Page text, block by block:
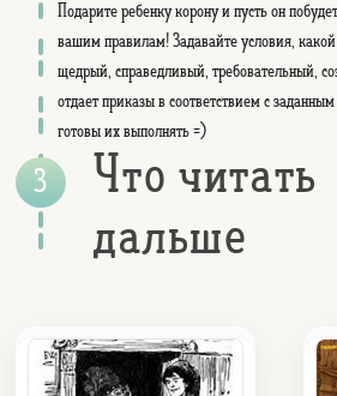
Подарите ребенку корону и пусть он
вашим правилам! Задавайте условия, какой
щедрый, справедливый, требовательный,
отдает приказы в соответствием с
готовы их выполнять =)
Что читать
дальше